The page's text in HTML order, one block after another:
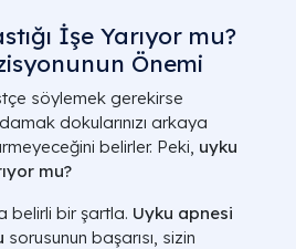
İşe Yarıyor mu?
Önemi
söylemek gerekirse
dokularınızı arkaya
belirler. Peki, uyku
mu?
belirli bir şartla. Uyku apnesi
sorusunun başarısı, sizin